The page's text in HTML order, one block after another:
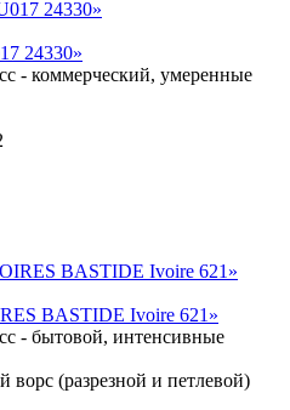
24330»
- коммерческий, умеренные
BASTIDE Ivoire 621»
- бытовой, интенсивные
(разрезной и петлевой)